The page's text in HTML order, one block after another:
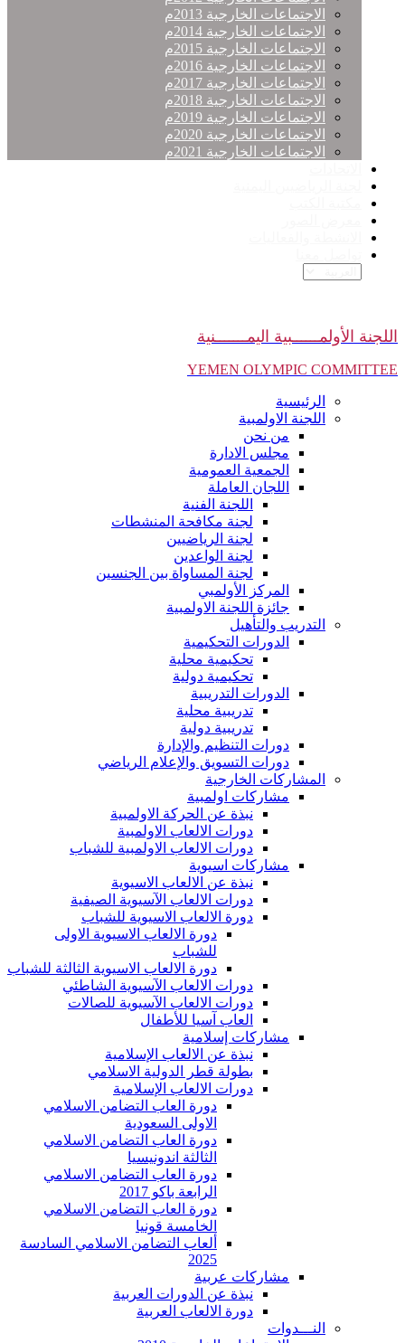
الاجتماعات الخارجية 2013م
الاجتماعات الخارجية 2014م
الاجتماعات الخارجية 2015م
الاجتماعات الخارجية 2016م
الاجتماعات الخارجية 2017م
الاجتماعات الخارجية 2018م
الاجتماعات الخارجية 2019م
الاجتماعات الخارجية 2020م
الاجتماعات الخارجية 2021م
اللجنة الأولمــــــبية اليمـــــــنية
YEMEN OLYMPIC COMMITTEE
الرئيسية
اللجنة الاولمبية
من نحن
مجلس الادارة
الجمعية العمومية
اللجان العاملة
اللجنة الفنية
لجنة مكافحة المنشطات
لجنة الرياضيين
لجنة الواعدين
لجنة المساواة بين الجنسين
المركز الأولمبي
جائزة اللجنة الاولمبية
التدريب والتأهيل
الدورات التحكيمية
تحكيمية محلية
تحكيمية دولية
الدورات التدريبية
تدريبية محلية
تدريبية دولية
دورات التنظيم والإدارة
دورات التسويق والإعلام الرياضي
المشاركات الخارجية
مشاركات اولمبية
نبذة عن الحركة الاولمبية
دورات الالعاب الاولمبية
دورات الالعاب الاولمبية للشباب
مشاركات اسيوية
نبذة عن الالعاب الاسيوية
دورات الالعاب الآسيوية الصيفية
دورة الالعاب الاسيوية للشباب
دورة الالعاب الاسيوية الاولى
للشباب
دورة الالعاب الاسيوية الثالثة للشباب
دورات الالعاب الآسيوية الشاطئي
دورات الالعاب الآسيوية للصالات
العاب آسيا للأطفال
مشاركات إسلامية
نبذة عن الالعاب الإسلامية
بطولة قطر الدولية الاسلامي
دورات الالعاب الإسلامية
دورة العاب التضامن الاسلامي
الاولى السعودية
دورة العاب التضامن الاسلامي
الثالثة اندونيسيا
دورة العاب التضامن الاسلامي
الرابعة باكو 2017
دورة العاب التضامن الاسلامي
الخامسة قونيا
ألعاب التضامن الاسلامي السادسة
2025
مشاركات عربية
نبذة عن الدورات العربية
دورة الالعاب العربية
النـــدوات